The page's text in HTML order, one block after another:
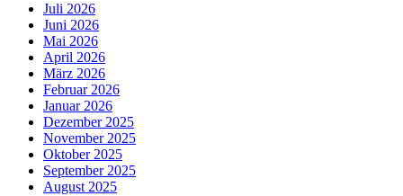
Juli 2026
Juni 2026
Mai 2026
April 2026
März 2026
Februar 2026
Januar 2026
Dezember 2025
November 2025
Oktober 2025
September 2025
August 2025